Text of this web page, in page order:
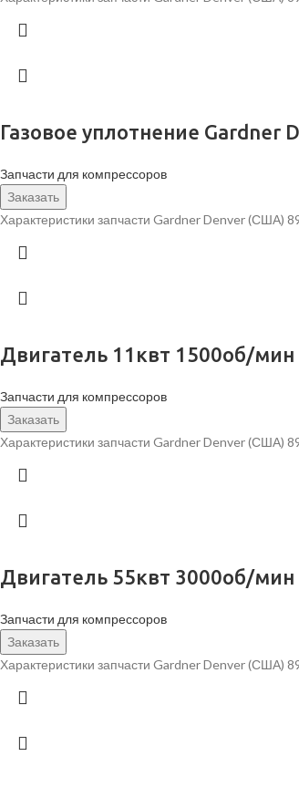
Газовое уплотнение Gardner
Запчасти для компрессоров
Заказать
Характеристики запчасти Gardner Denver (США)
Двигатель 11квт 1500об/
Запчасти для компрессоров
Заказать
Характеристики запчасти Gardner Denver (США)
Двигатель 55квт 3000об/
Запчасти для компрессоров
Заказать
Характеристики запчасти Gardner Denver (США)